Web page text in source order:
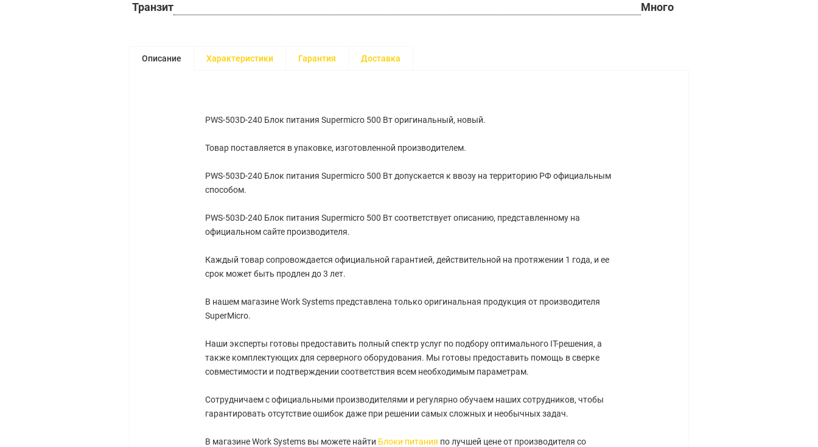
Транзит Много
Описание Характеристики Гарантия Доставка
PWS-503D-240 Блок питания Supermicro 500 Вт оригинальный, новый.
Товар поставляется в упаковке, изготовленной производителем.
PWS-503D-240 Блок питания Supermicro 500 Вт допускается к ввозу на территорию РФ официальным
способом.
PWS-503D-240 Блок питания Supermicro 500 Вт соответствует описанию, представленному на
официальном сайте производителя.
Каждый товар сопровождается официальной гарантией, действительной на протяжении 1 года, и ее
срок может быть продлен до 3 лет.
В нашем магазине Work Systems представлена только оригинальная продукция от производителя
SuperMicro.
Наши эксперты готовы предоставить полный спектр услуг по подбору оптимального IT-решения, а
также комплектующих для серверного оборудования. Мы готовы предоставить помощь в сверке
совместимости и подтверждении соответствия всем необходимым параметрам.
Сотрудничаем с официальными производителями и регулярно обучаем наших сотрудников, чтобы
гарантировать отсутствие ошибок даже при решении самых сложных и необычных задач.
В магазине Work Systems вы можете найти Блоки питания по лучшей цене от производителя со